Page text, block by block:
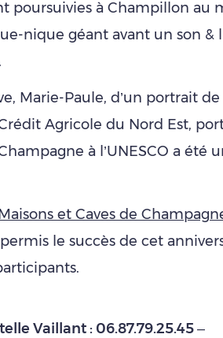
poursuivies à Champillon au
nique géant avant un son
Marie-Paule, d’un portrait
Agricole du Nord Est,
à l’UNESCO a été
et Caves de
le succès de cet
Vaillant : 06.87.79.25.45 –